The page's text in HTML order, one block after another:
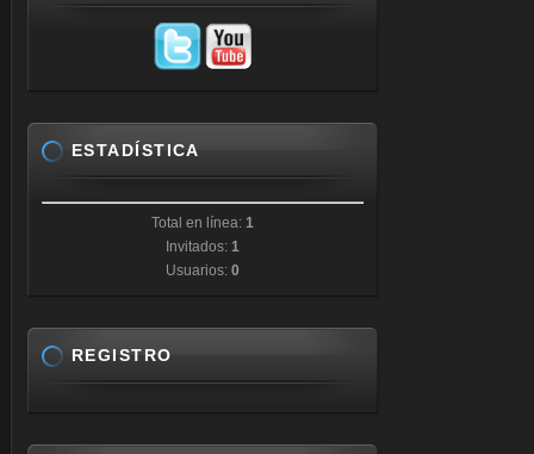
ESTADÍSTICA
Total en línea: 1
Invitados: 1
Usuarios: 0
REGISTRO